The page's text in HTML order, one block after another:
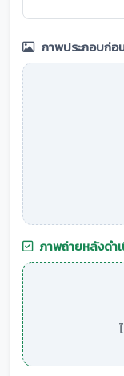
ภาพประกอบก่อ
ภาพถ่ายหลังดำ